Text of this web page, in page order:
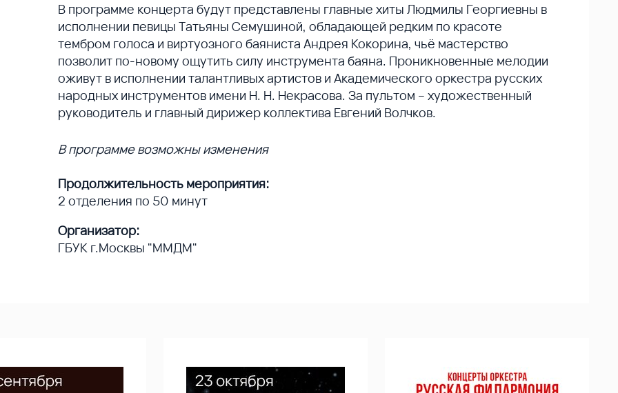
В программе концерта будут представлены главные хиты Людмилы Георгиевны в
исполнении певицы Татьяны Семушиной, обладающей редким по красоте
тембром голоса и виртуозного баяниста Андрея Кокорина, чьё мастерство
позволит по‑новому ощутить силу инструмента баяна. Проникновенные мелодии
оживут в исполнении талантливых артистов и Академического оркестра русских
народных инструментов имени Н. Н. Некрасова. За пультом – художественный
руководитель и главный дирижер коллектива Евгений Волчков.
В программе возможны изменения
Продолжительность мероприятия:
2 отделения по 50 минут
Организатор:
ГБУК г.Москвы "ММДМ"